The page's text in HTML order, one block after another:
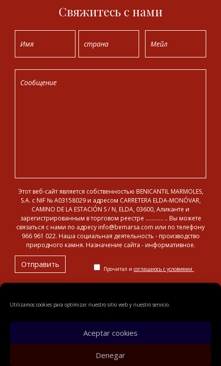
Utilizamos cookies para optimizar nuestro sitio web y nuestro servicio.
Aceptar cookies
Denegar
Свяжитесь с нами
Этот веб-сайт является собственностью BENICANTIL MARMOLES,
S.A. с NIF № A03158029 и адресом CARRETERA ELDA-MONÓVAR,
CAMINO DE LA ESTACIÓN S / N, ELDA, 03600, Аликанте и
зарегистрированным в торговом реестре ………… .. Вы можете
связаться с нами по адресу info@bemarsa.com или по телефону
966 961 022. Наша социальная деятельность - производство
природного камня. Назначение сайта - информативное.
Прочитал и соглашаюсь с условиями .
© 2018 Benicantil Mármoles, S.A.Legal notification
Privacy
policy
Политика cookies карта сайта